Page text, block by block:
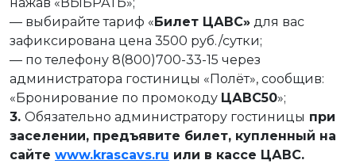
— выбирайте тариф «Билет ЦАВС» для вас
зафиксирована цена 3500 руб./сутки;
— по телефону 8(800)700-33-15 через
администратора гостиницы «Полёт», сообщив:
«Бронирование по промокоду ЦАВС50»;
3. Обязательно администратору гостиницы при
заселении, предъявите билет, купленный на
сайте www.krascavs.ru или в кассе ЦАВС.